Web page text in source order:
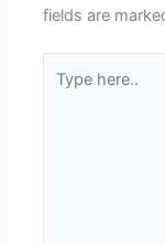
fields are
here..